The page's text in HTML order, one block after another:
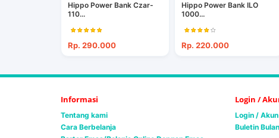
Hippo Power Bank Czar-
110...
Rp. 290.000
Hippo Power Bank ILO
1000...
Rp. 220.000
Informasi
Tentang kami
Cara Berbelanja
Login /
Login /
Buletin